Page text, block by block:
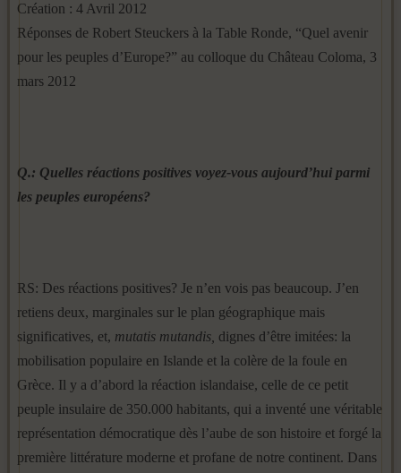
Création : 4 Avril 2012
Réponses de Robert Steuckers à la Table Ronde, “Quel avenir
pour les peuples d’Europe?” au colloque du Château Coloma, 3
mars 2012
Q.: Quelles réactions positives voyez-vous aujourd’hui parmi
les peuples européens?
RS: Des réactions positives? Je n’en vois pas beaucoup. J’en
retiens deux, marginales sur le plan géographique mais
significatives, et, mutatis mutandis, dignes d’être imitées: la
mobilisation populaire en Islande et la colère de la foule en
Grèce. Il y a d’abord la réaction islandaise, celle de ce petit
peuple insulaire de 350.000 habitants, qui a inventé une véritable
représentation démocratique dès l’aube de son histoire et forgé la
première littérature moderne et profane de notre continent. Dans